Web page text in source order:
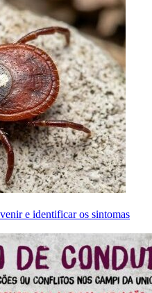
e identificar os sintomas